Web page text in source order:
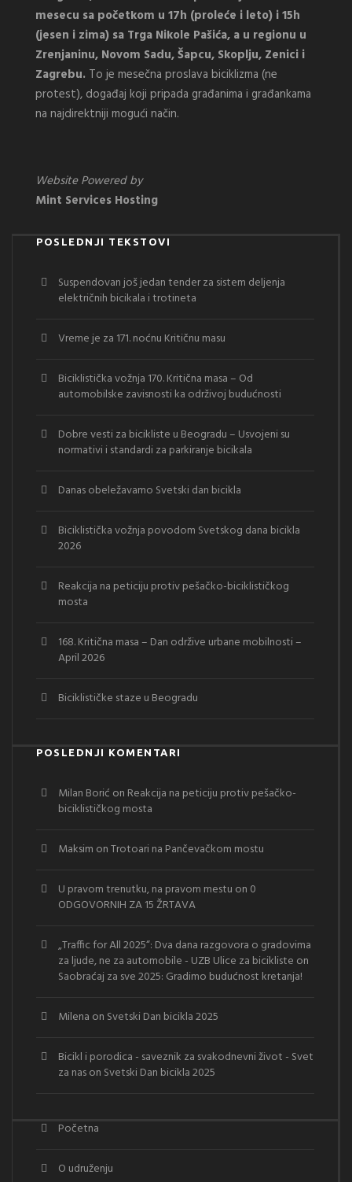
mesecu sa početkom u 17h (proleće i leto) i 15h
(jesen i zima) sa Trga Nikole Pašića, a u regionu u
Zrenjaninu, Novom Sadu, Šapcu, Skoplju, Zenici i
Zagrebu. To je mesečna proslava biciklizma (ne
protest), događaj koji pripada građanima i građankama
na najdirektniji mogući način.
Website Powered by
Mint Services Hosting
POSLEDNJI TEKSTOVI
Suspendovan još jedan tender za sistem deljenja
električnih bicikala i trotineta
Vreme je za 171. noćnu Kritičnu masu
Biciklistička vožnja 170. Kritična masa – Od
automobilske zavisnosti ka održivoj budućnosti
Dobre vesti za bicikliste u Beogradu – Usvojeni su
normativi i standardi za parkiranje bicikala
Danas obeležavamo Svetski dan bicikla
Biciklistička vožnja povodom Svetskog dana bicikla
2026
Reakcija na peticiju protiv pešačko-biciklističkog
mosta
168. Kritična masa – Dan održive urbane mobilnosti –
April 2026
Biciklističke staze u Beogradu
POSLEDNJI KOMENTARI
Milan Borić on Reakcija na peticiju protiv pešačko-
biciklističkog mosta
Maksim onTrotoari na Pančevačkom mostu
U pravom trenutku, na pravom mestu on 0
ODGOVORNIH ZA 15 ŽRTAVA
„Traffic for All 2025“: Dva dana razgovora o gradovima
za ljude, ne za automobile - UZB Ulice za bicikliste on
Saobraćaj za sve 2025: Gradimo budućnost kretanja!
Milena on Svetski Dan bicikla 2025
Bicikl i porodica - saveznik za svakodnevni život - Svet
za nason Svetski Dan bicikla 2025
Početna
O udruženju